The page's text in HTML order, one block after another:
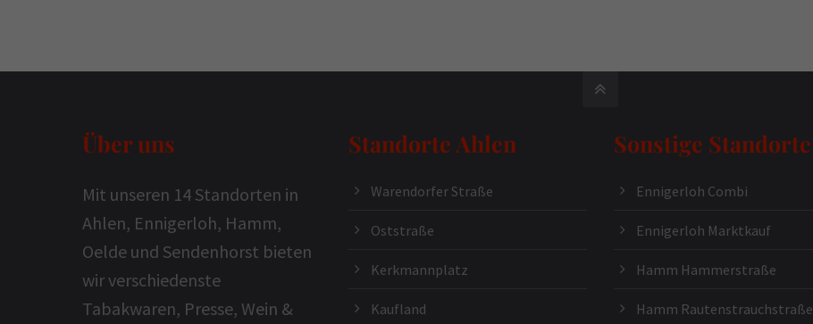
Über uns
Mit unseren 14 Standorten in
Ahlen, Ennigerloh, Hamm,
Oelde und Sendenhorst bieten
wir verschiedenste
Tabakwaren, Presse, Wein &
Standorte Ahlen
Warendorfer Straße
Oststraße
Kerkmannplatz
Kaufland
Sonstige Standorte
Ennigerloh Combi
Ennigerloh Marktkauf
Hamm Hammerstraße
Hamm Rautenstrauchstraße